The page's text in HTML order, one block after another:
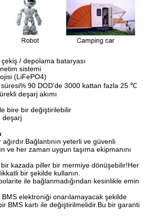
/ depolama bataryası
sistemi
(LiFePO4)
90 DOD'de 3000 kattan fazla 25 ℃
deşarj akımı
bire bir değiştirilebilir
deşarj
yeterli ve güvenli
ve her zaman uygun taşıma ekipmanını
bir kazada piller bir mermiye dönüşebilir!Her
bir şekilde kullanın.
ile bağlanmadığından kesinlikle emin
BMS elektroniği onarılamayacak şekilde
BMS kartı ile değiştirilmelidir.Bu bir garanti